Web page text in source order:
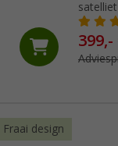
399,-
Fraai design